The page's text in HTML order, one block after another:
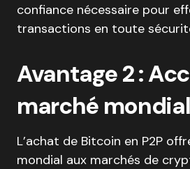
confiance nécessaire pour
transactions en toute
Avantage 2 :
marché mondial
L’achat de Bitcoin en P2P
mondial aux marchés de